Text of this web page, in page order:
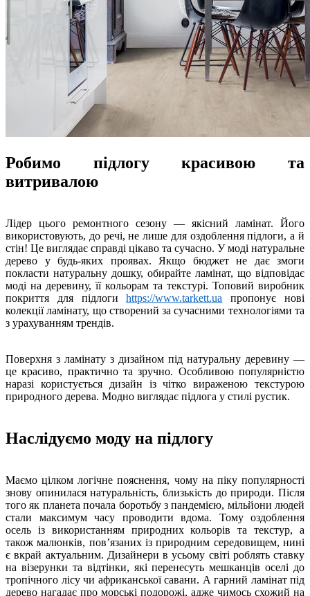
Робимо підлогу красивою та
витривалою
Лідер цього ремонтного сезону — якісний ламінат. Його
використовують, до речі, не лише для оздоблення підлоги, а й
стін! Це виглядає справді цікаво та сучасно. У моді натуральне
дерево у будь-яких проявах. Якщо бюджет не дає змоги
покласти натуральну дошку, обирайте ламінат, що відповідає
моді на деревину, її кольорам та текстурі. Топовий виробник
покриття для підлогиhttps://www.tarkett.ua пропонує нові
колекції ламінату, що створений за сучасними технологіями та
з урахуванням трендів.
Поверхня з ламінату з дизайном під натуральну деревину —
це красиво, практично та зручно. Особливою популярністю
наразі користується дизайн із чітко вираженою текстурою
природного дерева. Модно виглядає підлога у стилі рустик.
Наслідуємо моду на підлогу
Маємо цілком логічне пояснення, чому на піку популярності
знову опинилася натуральність, близькість до природи. Після
того як планета почала боротьбу з пандемією, мільйони людей
стали максимум часу проводити вдома. Тому оздоблення
осель із використанням природних кольорів та текстур, а
також малюнків, пов’язаних із природним середовищем, нині
є вкрай актуальним. Дизайнери в усьому світі роблять ставку
на візерунки та відтінки, які перенесуть мешканців оселі до
тропічного лісу чи африканської савани. А гарний ламінат під
дерево нагадає про морські подорожі, адже чимось схожий на